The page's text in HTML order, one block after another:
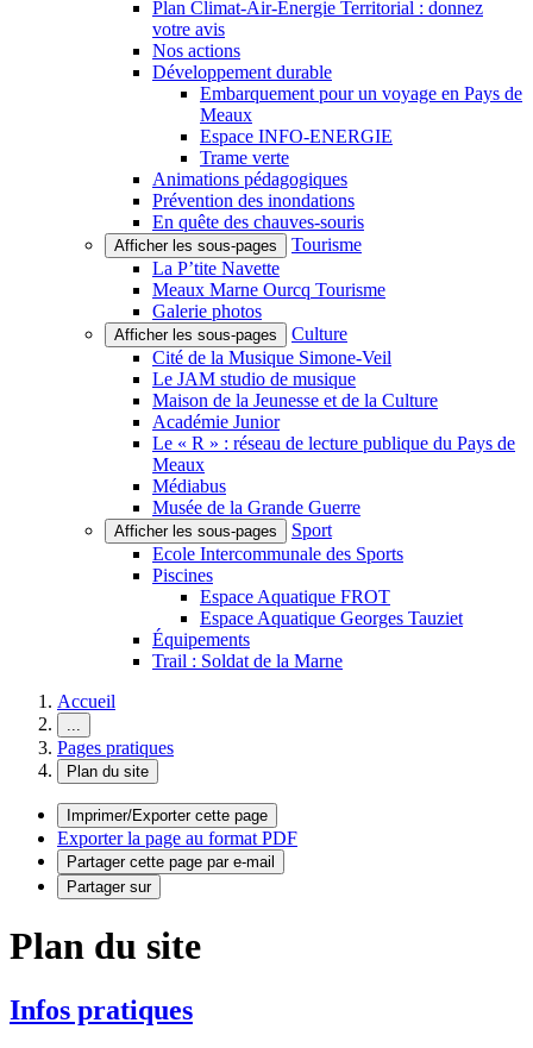
Plan Climat-Air-Énergie Territorial : donnez
votre avis
Nos actions
Développement durable
Embarquement pour un voyage en Pays de
Meaux
Espace INFO-ENERGIE
Trame verte
Animations pédagogiques
Prévention des inondations
En quête des chauves-souris
Afficher les sous-pages
Tourisme
La P’tite Navette
Meaux Marne Ourcq Tourisme
Galerie photos
Afficher les sous-pages
Culture
Cité de la Musique Simone-Veil
Le JAM studio de musique
Maison de la Jeunesse et de la Culture
Académie Junior
Le « R » : réseau de lecture publique du Pays de
Meaux
Médiabus
Musée de la Grande Guerre
Afficher les sous-pages
Sport
Ecole Intercommunale des Sports
Piscines
Espace Aquatique FROT
Espace Aquatique Georges Tauziet
Équipements
Trail : Soldat de la Marne
Accueil
...
Pages pratiques
Plan du site
Imprimer/Exporter cette page
Exporter la page au format PDF
Partager cette page par e-mail
Partager sur
Plan du site
Infos pratiques